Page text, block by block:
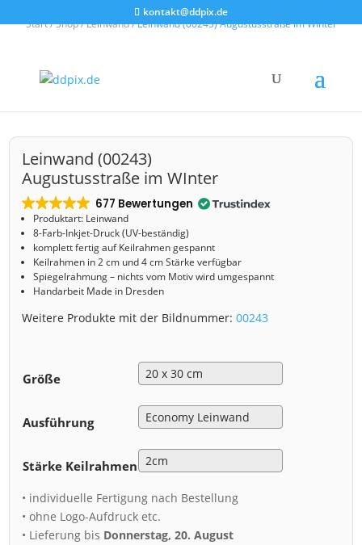
kontakt@ddpix.de
Start/Shop/Leinwand/ Leinwand (00243) Augustusstraße im WInter
Leinwand (00243)
Augustusstraße im WInter
677 Bewertungen
Produktart: Leinwand
8-Farb-Inkjet-Druck (UV-beständig)
komplett fertig auf Keilrahmen gespannt
Keilrahmen in 2 cm und 4 cm Stärke verfügbar
Spiegelrahmung – nichts vom Motiv wird umgespannt
Handarbeit Made in Dresden
Weitere Produkte mit der Bildnummer:00243
Größe
Ausführung
Stärke Keilrahmen
• individuelle Fertigung nach Bestellung
• ohne Logo-Aufdruck etc.
• Lieferung bis Donnerstag, 20. August